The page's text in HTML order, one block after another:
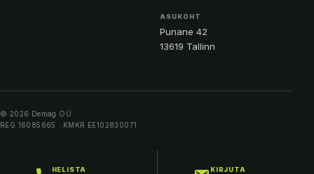
ASUKOHT
Punane 42
13619 Tallinn
© 2026 Demag OÜ
REG 16085665 · KMKR EE102830071
HELISTA KIRJUTA